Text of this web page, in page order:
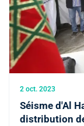
2 oct. 2023
Séisme d'Al
distribution